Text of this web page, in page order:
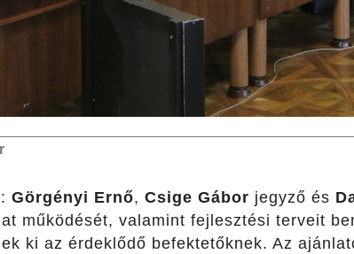
Görgényi Ernő, Csige Gábor jegyző és
működését, valamint fejlesztési terveit
ki az érdeklődő befektetőknek. Az